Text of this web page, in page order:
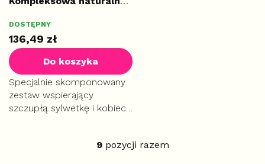
DOSTĘPNY
136,49 zł
Do koszyka
Specjalnie skomponowany
zestaw wspierający
szczupłą sylwetkę i kobiece
przyspiesza metabolizm i
K
9pozycji razem